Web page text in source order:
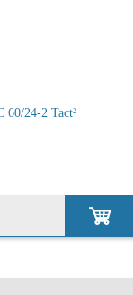
24-2 Tact²